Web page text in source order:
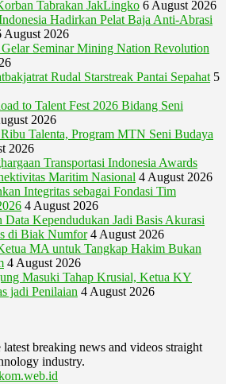
Tabrakan JakLingko 6 August 2026
Hadirkan Pelat Baja Anti-Abrasi
August 2026
Seminar Mining Nation Revolution
Rudal Starstreak Pantai Sepahat 5
to Talent Fest 2026 Bidang Seni
2026
Talenta, Program MTN Seni Budaya
2026
Transportasi Indonesia Awards
Maritim Nasional 4 August 2026
Integritas sebagai Fondasi Tim
4 August 2026
Data Kependudukan Jadi Basis Akurasi
di Biak Numfor 4 August 2026
MA untuk Tangkap Hakim Bukan
4 August 2026
Masuki Tahap Krusial, Ketua KY
jadi Penilaian 4 August 2026
breaking news and videos straight
industry.